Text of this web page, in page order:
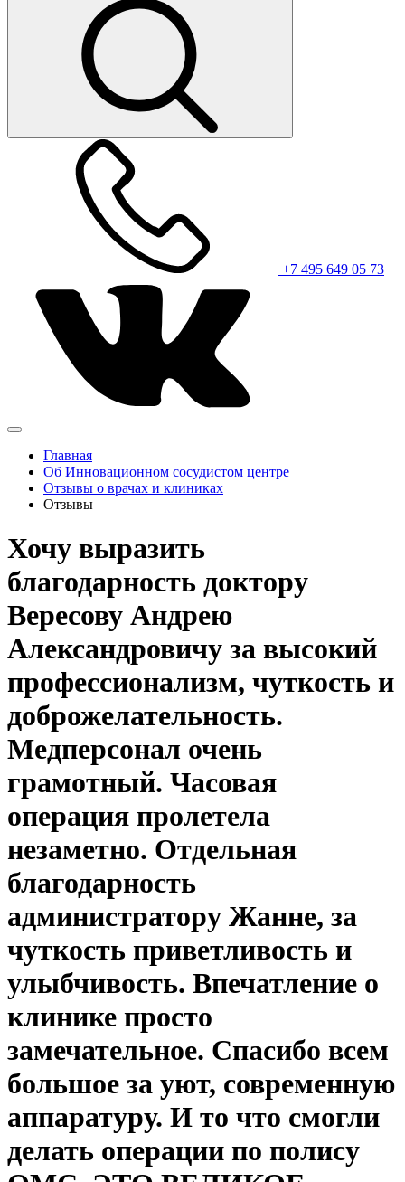
+7 495 649 05 73
Главная
Об Инновационном сосудистом центре
Отзывы о врачах и клиниках
Отзывы
Хочу выразить
благодарность доктору
Вересову Андрею
Александровичу за высокий
профессионализм, чуткость и
доброжелательность.
Медперсонал очень
грамотный. Часовая
операция пролетела
незаметно. Отдельная
благодарность
администратору Жанне, за
чуткость приветливость и
улыбчивость. Впечатление о
клинике просто
замечательное. Спасибо всем
большое за уют, современную
аппаратуру. И то что смогли
делать операции по полису